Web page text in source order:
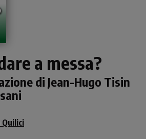
a messa?
di Jean-Hugo Tisin
Quilici